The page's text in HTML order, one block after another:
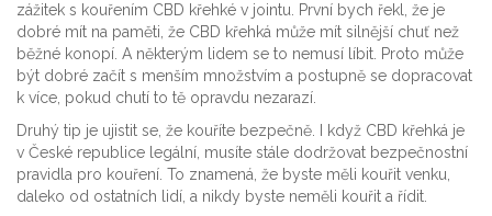
zážitek s kouřením CBD křehké v jointu. První bych řekl, že je
dobré mít na paměti, že CBD křehká může mít silnější chuť než
běžné konopí. A některým lidem se to nemusí líbit. Proto může
být dobré začít s menším množstvím a postupně se dopracovat
k více, pokud chutí to tě opravdu nezarazí.
Druhý tip je ujistit se, že kouříte bezpečně. I když CBD křehká je
v České republice legální, musíte stále dodržovat bezpečnostní
pravidla pro kouření. To znamená, že byste měli kouřit venku,
daleko od ostatních lidí, a nikdy byste neměli kouřit a řídit.